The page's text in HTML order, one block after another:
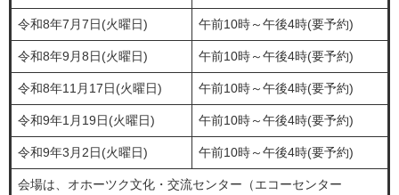
令和8年7月7日(火曜日) 午前10時～午後4時(要予約)
令和8年9月8日(火曜日) 午前10時～午後4時(要予約)
令和8年11月17日(火曜日) 午前10時～午後4時(要予約)
令和9年1月19日(火曜日) 午前10時～午後4時(要予約)
令和9年3月2日(火曜日) 午前10時～午後4時(要予約)
会場は、オホーツク文化・交流センター（エコーセンター